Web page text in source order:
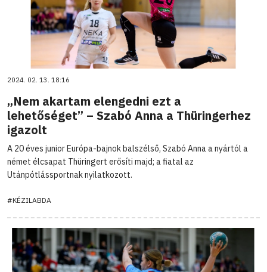
2024. 02. 13. 18:16
„Nem akartam elengedni ezt a
lehetőséget” – Szabó Anna a Thüringerhez
igazolt
A 20 éves junior Európa-bajnok balszélső, Szabó Anna a nyártól a
német élcsapat Thüringert erősíti majd; a fiatal az
Utánpótlássportnak nyilatkozott.
#KÉZILABDA